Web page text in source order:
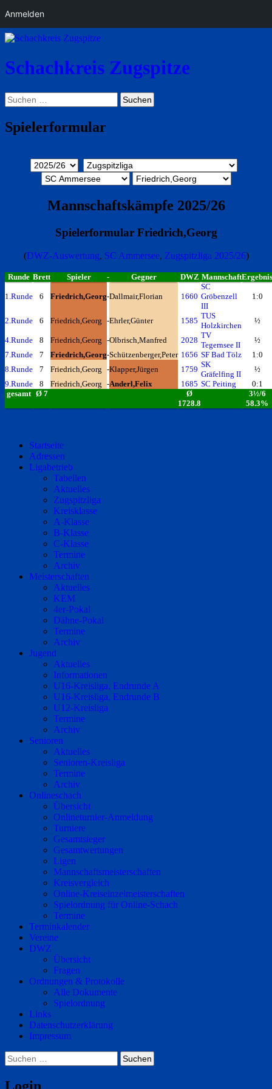
Anmelden
Schachkreis Zugspitze
Suchen
Suchen
nach:
Spielerformular
Mannschaftskämpfe 2025/26
Spielerformular Friedrich,Georg
(DWZ-Auswertung, SC Ammersee, Zugspitzliga 2025/26)
Runde Brett Spieler - Gegner DWZ MannschaftErgebnis
1.Runde 6 Friedrich,Georg-Dallmair,Florian 1660
SC
Gröbenzell
III
1:0
2.Runde 6 Friedrich,Georg -Ehrler,Günter 1585
TUS
Holzkirchen
½
4.Runde 8 Friedrich,Georg -Olbrisch,Manfred 2028
TV
Tegernsee II
½
7.Runde
7 Friedrich,Georg-Schützenberger,Peter 1656 SF Bad Tölz
1:0
8.Runde
7 Friedrich,Georg -Klapper,Jürgen 1759
SK
Gräfelfing II
½
9.Runde
8 Friedrich,Georg -Anderl,Felix 1685 SC Peiting
0:1
gesamt Ø 7
Ø
1728.8
3½/6
58.3%
Startseite
Adressen
Ligabetrieb
Tabellen
Aktuelles
Zugspitzliga
Kreisklasse
A-Klasse
B-Klasse
C-Klasse
Termine
Archiv
Meisterschaften
Aktuelles
KEM
4er-Pokal
Dähne-Pokal
Termine
Archiv
Jugend
Aktuelles
Informationen
U16-Kreisliga, Endrunde A
U16-Kreisliga, Endrunde B
U12-Kreisliga
Termine
Archiv
Senioren
Aktuelles
Senioren-Kreisliga
Termine
Archiv
Onlineschach
Übersicht
Onlineturnier-Anmeldung
Turniere
Gesamtsieger
Gesamtwertungen
Ligen
Mannschaftsmeisterschaften
Kreisvergleich
Online-Kreiseinzelmeisterschaften
Spielordnung für Online-Schach
Termine
Terminkalender
Vereine
DWZ
Übersicht
Fragen
Ordnungen & Protokolle
Alle Dokumente
Spielordnung
Links
Datenschutzerklärung
Impressum
Suchen
nach: